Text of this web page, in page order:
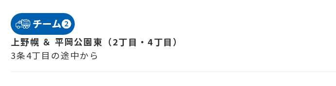
上野幌 ＆ 平岡公園東（2丁目・4丁目）
3条4丁目の途中から